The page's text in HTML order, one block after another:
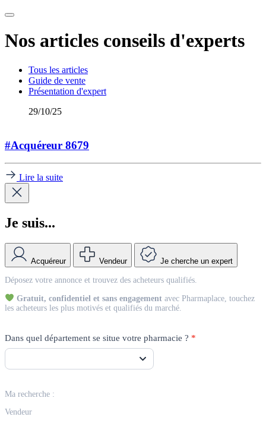
Nos articles conseils d'experts
Tous les articles
Guide de vente
Présentation d'expert
29/10/25
#Acquéreur 8679
Lire la suite
Je suis...
Acquéreur Vendeur Je cherche un expert
Vendeur
Déposez votre annonce et trouvez des acheteurs qualifiés.
Gratuit, confidentiel et sans engagement avec Pharmaplace, touchez
les acheteurs les plus motivés et qualifiés du marché.
Dans quel département se situe votre pharmacie ? *
Ma recherche :
Vendeur